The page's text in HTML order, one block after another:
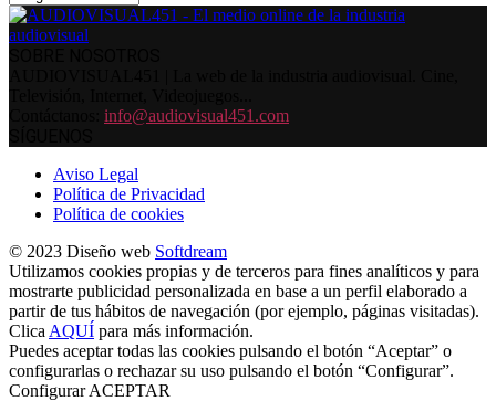
info@audiovisual451.com
Aviso Legal
Política de Privacidad
Política de cookies
© 2023 Diseño web Softdream
Utilizamos cookies propias y de terceros para fines analíticos y para
mostrarte publicidad personalizada en base a un perfil elaborado a
partir de tus hábitos de navegación (por ejemplo, páginas visitadas).
Clica AQUÍ para más información.
Puedes aceptar todas las cookies pulsando el botón “Aceptar” o
configurarlas o rechazar su uso pulsando el botón “Configurar”.
Configurar ACEPTAR